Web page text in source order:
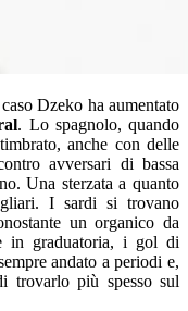
Dzeko ha aumentato
. Lo spagnolo, quando
anche con delle
avversari di bassa
Una sterzata a quanto
I sardi si trovano
un organico da
in graduatoria, i gol di
andato a periodi e,
trovarlo più spesso sul